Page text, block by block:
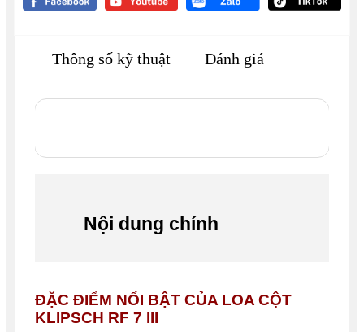
Thông số kỹ thuật Đánh giá
Nội dung chính
ĐẶC ĐIỂM NỔI BẬT CỦA LOA CỘT
KLIPSCH RF 7 III